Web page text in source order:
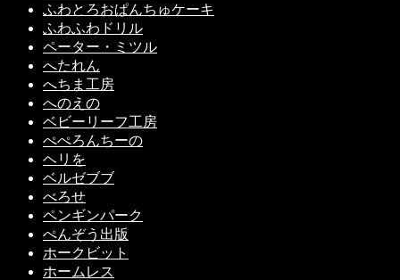
ふわとろおぱんちゅケーキ
ふわふわドリル
ペーター・ミツル
へたれん
へちま工房
へのえの
ベビーリーフ工房
ぺぺろんちーの
ヘリを
ベルゼブブ
べろせ
ペンギンパーク
ぺんぞう出版
ホークビット
ホームレス